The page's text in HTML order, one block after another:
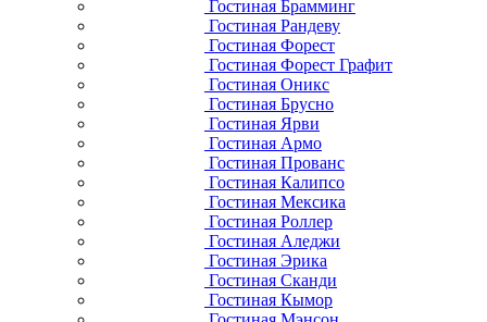
Гостиная Брамминг
Гостиная Рандеву
Гостиная Форест
Гостиная Форест Графит
Гостиная Оникс
Гостиная Брусно
Гостиная Ярви
Гостиная Армо
Гостиная Прованс
Гостиная Калипсо
Гостиная Мексика
Гостиная Роллер
Гостиная Аледжи
Гостиная Эрика
Гостиная Сканди
Гостиная Кымор